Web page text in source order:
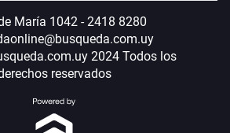
María 1042 - 2418 8280
2024 Todos los
reservados